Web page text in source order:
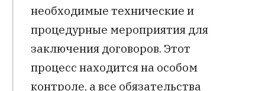
необходимые технические и
процедурные мероприятия для
заключения договоров. Этот
процесс находится на особом
контроле, а все обязательства